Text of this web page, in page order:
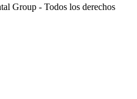
Group - Todos los derechos